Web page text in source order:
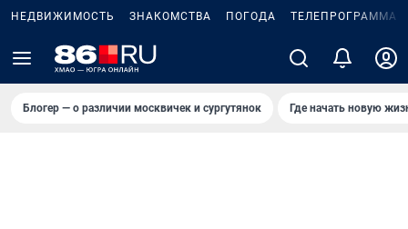
НЕДВИЖИМОСТЬ ЗНАКОМСТВА ПОГОДА ТЕЛЕПРОГРАММА
Блогер — о различии москвичек и сургутянок Где начать новую